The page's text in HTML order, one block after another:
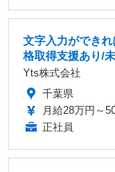
文字入力ができ
格取得支援あり/
Yts株式会社
千葉県
月給28万円～
正社員